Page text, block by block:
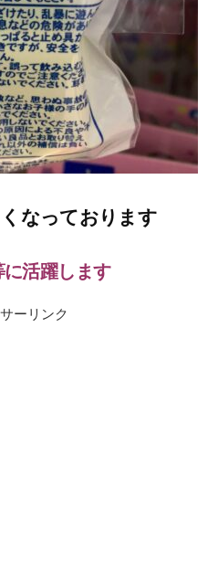
なっております
活躍します
ーリンク